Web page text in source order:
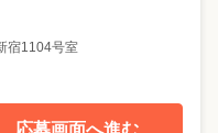
宿1104号室